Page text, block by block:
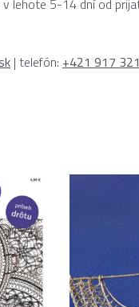
lehote 5-14 dní od
| telefón: +421 917